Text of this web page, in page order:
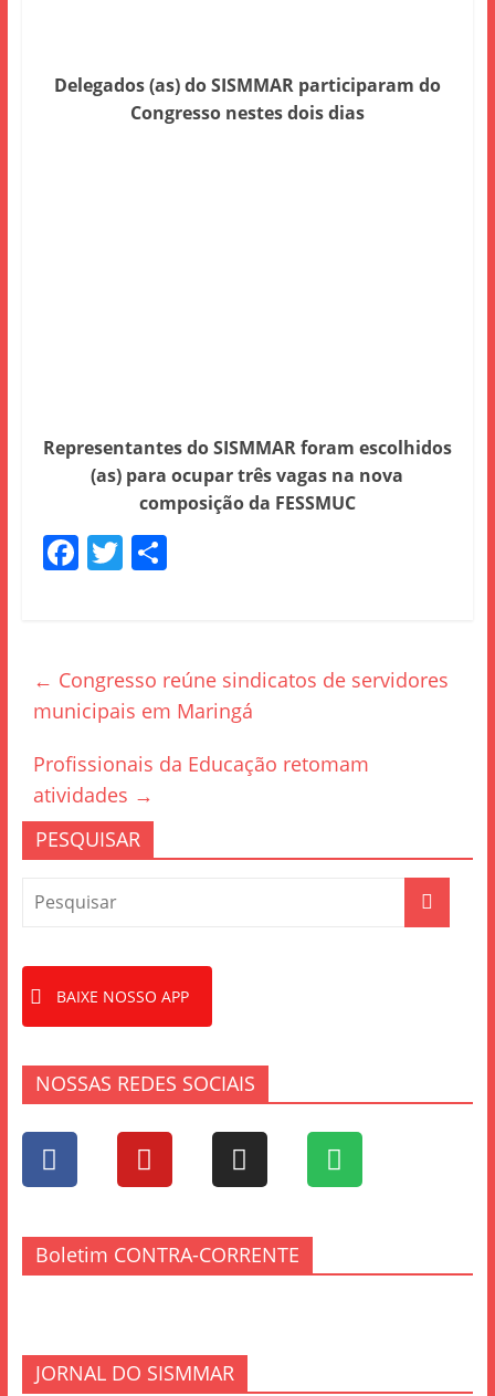
Delegados (as) do SISMMAR participaram do
Congresso nestes dois dias
Representantes do SISMMAR foram escolhidos
(as) para ocupar três vagas na nova
composição da FESSMUC
F
b
o
o
k
T S
← Congresso reúne sindicatos de servidores
municipais em Maringá
Profissionais da Educação retomam
atividades →
PESQUISAR
BAIXE NOSSO APP
NOSSAS REDES SOCIAIS
Boletim CONTRA-CORRENTE
JORNAL DO SISMMAR